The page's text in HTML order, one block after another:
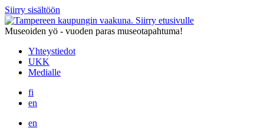
Siirry sisältöön
Siirry etusivulle
Museoiden yö - vuoden paras museotapahtuma!
Yhteystiedot
UKK
Medialle
fi
en
en